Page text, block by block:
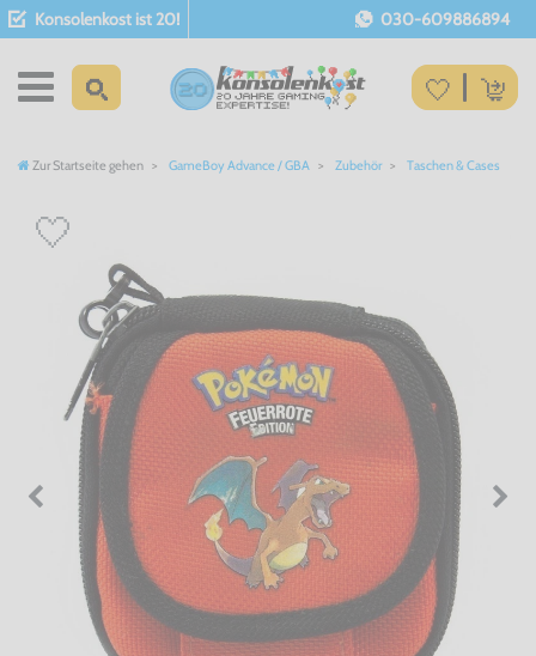
Konsolenkost ist 20! 030-609886894
Zur Startseite gehen GameBoy Advance / GBA Zubehör Taschen & Cases